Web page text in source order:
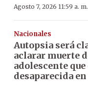
Agosto 7, 2026 11:59 a. m.
Nacionales
Autopsia será
aclarar muerte
adolescente que
desaparecida en